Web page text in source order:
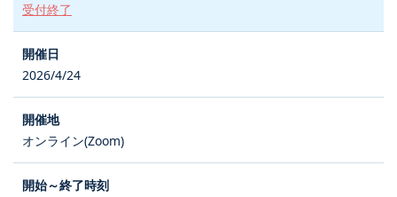
受付終了
2026/4/24
オンライン(Zoom)